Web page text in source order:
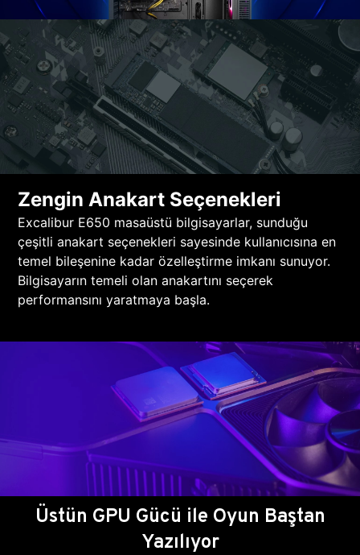
Zengin Anakart Seçenekleri
Excalibur E650 masaüstü bilgisayarlar, sunduğu
çeşitli anakart seçenekleri sayesinde kullanıcısına en
temel bileşenine kadar özelleştirme imkanı sunuyor.
Bilgisayarın temeli olan anakartını seçerek
performansını yaratmaya başla.
Üstün GPU Gücü ile Oyun Baştan
Yazılıyor